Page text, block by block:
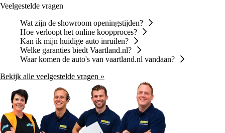
Veelgestelde vragen
Wat zijn de showroom openingstijden?
Hoe verloopt het online koopproces?
Kan ik mijn huidige auto inruilen?
Welke garanties biedt Vaartland.nl?
Waar komen de auto's van vaartland.nl vandaan?
Bekijk alle veelgestelde vragen »